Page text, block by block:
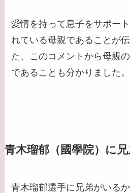
愛情を持って息子をサポー
れている母親であることが
た、このコメントから母親
であることも分かりました。
青木瑠郁（國學院）に
青木瑠郁選手に兄弟がいる